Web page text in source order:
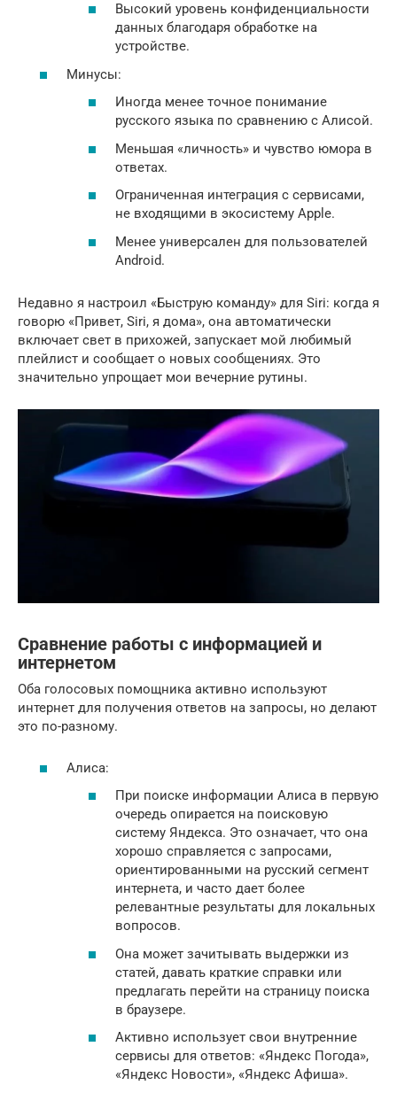
Высокий уровень конфиденциальности
данных благодаря обработке на
устройстве.
Минусы:
Иногда менее точное понимание
русского языка по сравнению с Алисой.
Меньшая «личность» и чувство юмора в
ответах.
Ограниченная интеграция с сервисами,
не входящими в экосистему Apple.
Менее универсален для пользователей
Android.
Недавно я настроил «Быструю команду» для Siri: когда я
говорю «Привет, Siri, я дома», она автоматически
включает свет в прихожей, запускает мой любимый
плейлист и сообщает о новых сообщениях. Это
значительно упрощает мои вечерние рутины.
Сравнение работы с информацией и
интернетом
Оба голосовых помощника активно используют
интернет для получения ответов на запросы, но делают
это по-разному.
Алиса:
При поиске информации Алиса в первую
очередь опирается на поисковую
систему Яндекса. Это означает, что она
хорошо справляется с запросами,
ориентированными на русский сегмент
интернета, и часто дает более
релевантные результаты для локальных
вопросов.
Она может зачитывать выдержки из
статей, давать краткие справки или
предлагать перейти на страницу поиска
в браузере.
Активно использует свои внутренние
сервисы для ответов: «Яндекс Погода»,
«Яндекс Новости», «Яндекс Афиша».